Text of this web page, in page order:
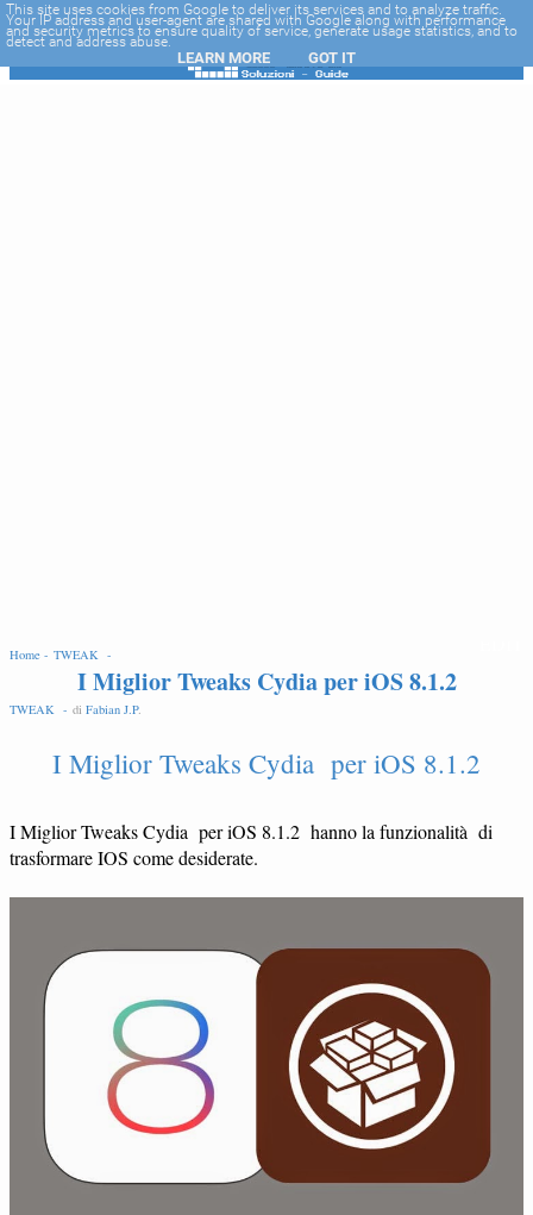
-->
Home - TWEAK -
I Miglior Tweaks Cydia per iOS 8.1.2
TWEAK - di Fabian J.P.
I Miglior Tweaks Cydia per iOS 8.1.2
I Miglior Tweaks Cydia per iOS 8.1.2 hanno la funzionalità di
trasformare IOS come desiderate.
This site uses cookies from Google to deliver its services and to analyze traffic.
Your IP address and user-agent are shared with Google along with performance
and security metrics to ensure quality of service, generate usage statistics, and to
detect and address abuse.
LEARN MORE GOT IT